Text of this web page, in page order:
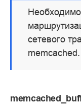
сетевого
memcached.